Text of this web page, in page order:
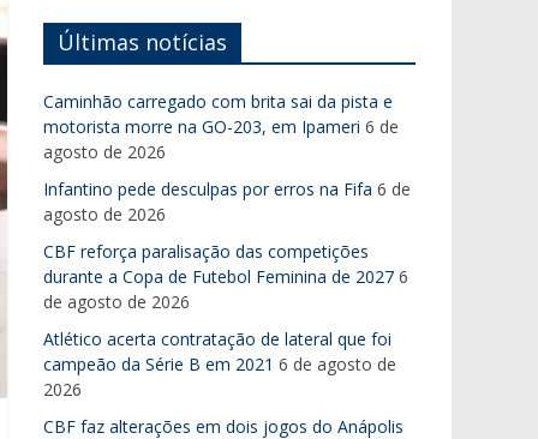
Últimas notícias
Caminhão carregado com brita sai da pista e
motorista morre na GO-203, em Ipameri 6 de
agosto de 2026
Infantino pede desculpas por erros na Fifa 6 de
agosto de 2026
CBF reforça paralisação das competições
durante a Copa de Futebol Feminina de 2027 6
de agosto de 2026
Atlético acerta contratação de lateral que foi
campeão da Série B em 2021 6 de agosto de
2026
CBF faz alterações em dois jogos do Anápolis